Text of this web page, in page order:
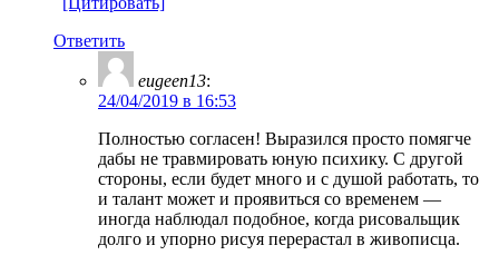
Ответить
eugeen13:
24/04/2019 в 16:53
Полностью согласен! Выразился просто помягче
дабы не травмировать юную психику. С другой
стороны, если будет много и с душой работать, то
и талант может и проявиться со временем —
иногда наблюдал подобное, когда рисовальщик
долго и упорно рисуя перерастал в живописца.